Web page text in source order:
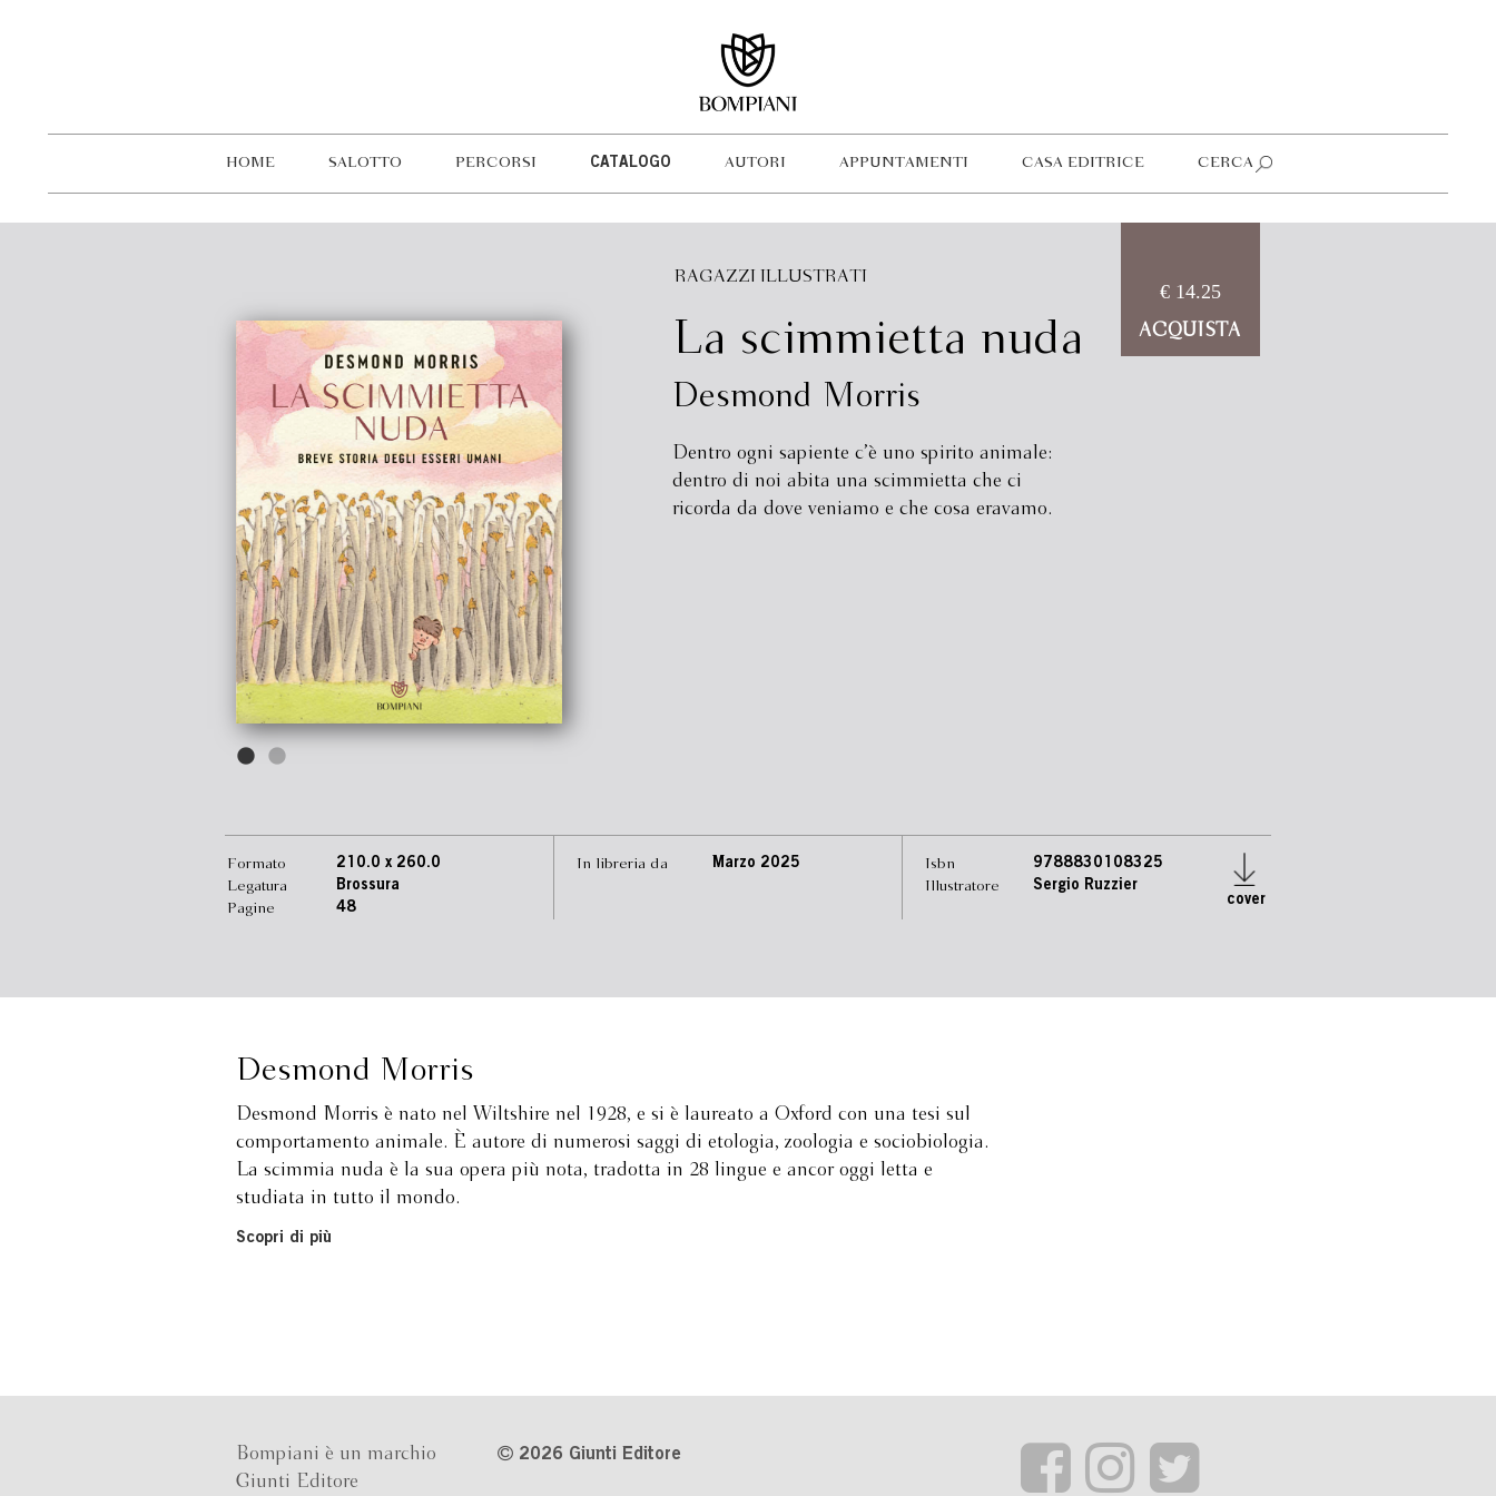
HOME SALOTTO PERCORSI CATALOGO AUTORI APPUNTAMENTI CASA EDITRICE CERCA
RAGAZZI ILLUSTRATI
La scimmietta nuda
Desmond Morris
Dentro ogni sapiente c’è uno spirito animale:
dentro di noi abita una scimmietta che ci
ricorda da dove veniamo e che cosa eravamo.
€ 14.25
ACQUISTA
Formato
Legatura
Pagine
210.0 x 260.0
Brossura
48
In libreria da Marzo 2025
Isbn
Illustratore
9788830108325
Sergio Ruzzier
cover
Desmond Morris
Desmond Morris è nato nel Wiltshire nel 1928, e si è laureato a Oxford con una tesi sul
comportamento animale. È autore di numerosi saggi di etologia, zoologia e sociobiologia.
La scimmia nuda è la sua opera più nota, tradotta in 28 lingue e ancor oggi letta e
studiata in tutto il mondo.
Scopri di più
Bompiani è un marchio
Giunti Editore
2026 Giunti Editore